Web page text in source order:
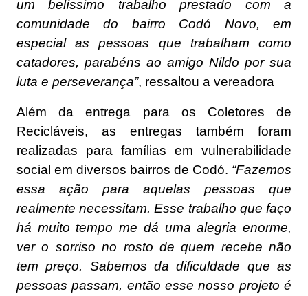
um belíssimo trabalho prestado com a
comunidade do bairro Codó Novo, em
especial as pessoas que trabalham como
catadores, parabéns ao amigo Nildo por sua
luta e perseverança”, ressaltou a vereadora
Além da entrega para os Coletores de
Recicláveis, as entregas também foram
realizadas para famílias em vulnerabilidade
social em diversos bairros de Codó. “Fazemos
essa ação para aquelas pessoas que
realmente necessitam. Esse trabalho que faço
há muito tempo me dá uma alegria enorme,
ver o sorriso no rosto de quem recebe não
tem preço. Sabemos da dificuldade que as
pessoas passam, então esse nosso projeto é